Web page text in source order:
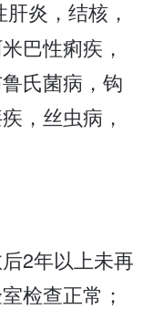
炎，结核，
巴性痢疾，
氏菌病，钩
，丝虫病，
2年以上未再
检查正常；